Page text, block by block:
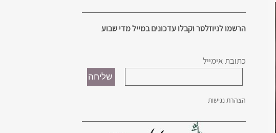
הרשמו לניוזלטר וקבלו עדכונים במייל מדי שבוע
כתובת אימייל
הצהרת נגישות